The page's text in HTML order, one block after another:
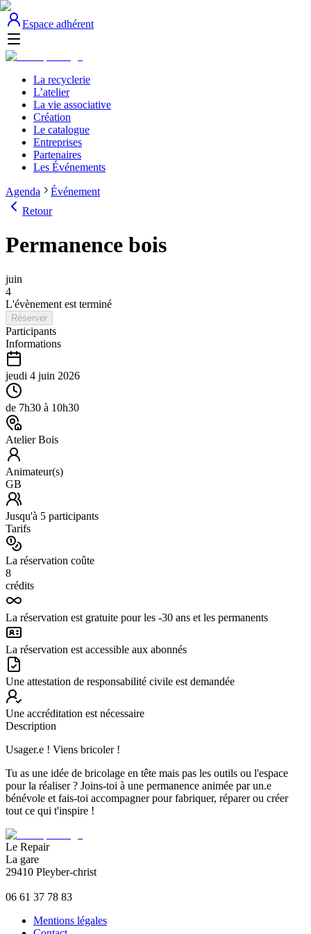
Espace adhérent
La recyclerie
L’atelier
La vie associative
Création
Le catalogue
Entreprises
Partenaires
Les Événements
Agenda
Événement
Retour
Permanence bois
juin
4
L'évènement est terminé
Réserver
Participants
Informations
jeudi 4 juin 2026
de 7h30 à 10h30
Atelier Bois
Animateur(s)
GB
Jusqu'à 5 participants
Tarifs
La réservation coûte
8
crédits
La réservation est gratuite pour les -30 ans et les permanents
La réservation est accessible aux abonnés
Une attestation de responsabilité civile est demandée
Une accréditation est nécessaire
Description
Usager.e ! Viens bricoler !
Tu as une idée de bricolage en tête mais pas les outils ou l'espace
pour la réaliser ? Joins-toi à une permanence animée par un.e
bénévole et fais-toi accompagner pour fabriquer, réparer ou créer
tout ce qui t'inspire !
Le Repair
La gare
29410 Pleyber-christ
06 61 37 78 83
Mentions légales